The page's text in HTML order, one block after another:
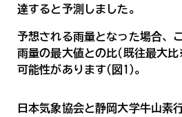
達すると予測しました。
予想される雨量となった場合、
雨量の最大値との比(既往最大
可能性があります(図1)。
日本気象協会と静岡大学牛山素